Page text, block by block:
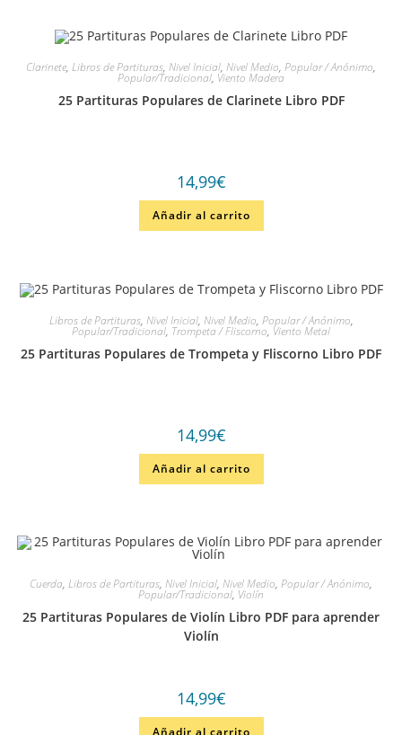
Clarinete, Libros de Partituras, Nivel Inicial, Nivel Medio, Popular / Anónimo,
Popular/Tradicional, Viento Madera
25 Partituras Populares de Clarinete Libro PDF
14,99€
Añadir al carrito
Libros de Partituras, Nivel Inicial, Nivel Medio, Popular / Anónimo,
Popular/Tradicional, Trompeta / Fliscorno, Viento Metal
25 Partituras Populares de Trompeta y Fliscorno Libro PDF
14,99€
Añadir al carrito
Cuerda, Libros de Partituras, Nivel Inicial, Nivel Medio, Popular / Anónimo,
Popular/Tradicional, Violín
25 Partituras Populares de Violín Libro PDF para aprender
Violín
14,99€